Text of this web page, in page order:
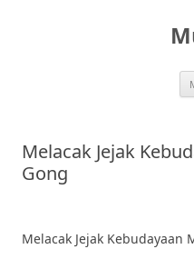
Melacak Jejak
Gong
Melacak Jejak Kebudayaan